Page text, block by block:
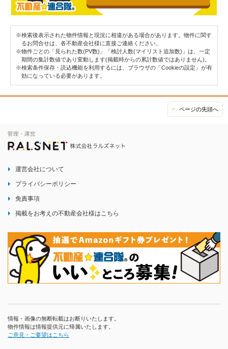
※検索後表示された物件情報と現況に相違がある場合があります。物件に関す
るお問合せは、各不動産会社様に直接ご連絡ください。
※物件ごとの「見られた数(PV数)」「検討人数(マイリスト追加数)」は、一定
期間の集計数値であり変動します(掲載時からの累計数値ではありません)。
※検索条件保存・読込機能を利用するには、ブラウザの「Cookieの設定」が有
効になっている必要があります。
ページの先頭へ
運営会社について
プライバシーポリシー
免責事項
掲載をお考えの不動産会社様はこちら
情報・画像の無断転載はお断りいたします。
物件情報は情報提供元に帰属いたします。
ご意見・ご要望はこちら